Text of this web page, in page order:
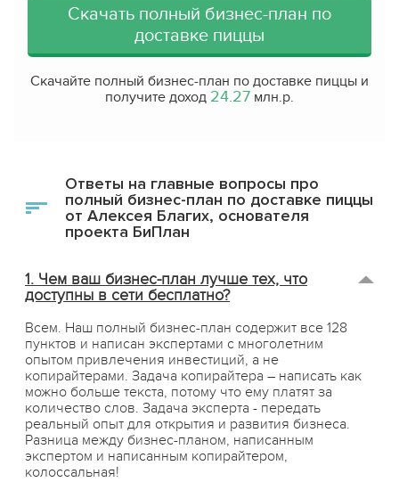
Скачать полный бизнес-план по
доставке пиццы
Скачайте полный бизнес-план по доставке пиццы и
получите доход 24.27 млн.р.
Ответы на главные вопросы про
полный бизнес-план по доставке пиццы
от Алексея Благих, основателя
проекта БиПлан
1. Чем ваш бизнес-план лучше тех, что
доступны в сети бесплатно?
Всем. Наш полный бизнес-план содержит все 128
пунктов и написан экспертами с многолетним
опытом привлечения инвестиций, а не
копирайтерами. Задача копирайтера – написать как
можно больше текста, потому что ему платят за
количество слов. Задача эксперта - передать
реальный опыт для открытия и развития бизнеса.
Разница между бизнес-планом, написанным
экспертом и написанным копирайтером,
колоссальная!